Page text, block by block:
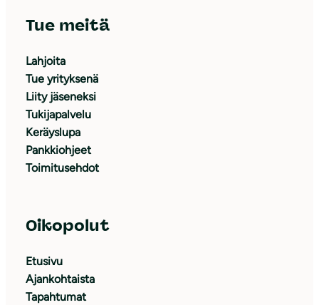
Tue meitä
Lahjoita
Tue yrityksenä
Liity jäseneksi
Tukijapalvelu
Keräyslupa
Pankkiohjeet
Toimitusehdot
Oikopolut
Etusivu
Ajankohtaista
Tapahtumat